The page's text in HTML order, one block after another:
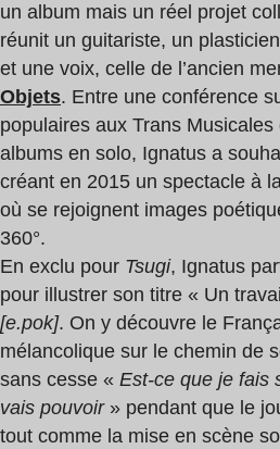
un album mais un réel projet
réunit un guitariste, un
et une voix, celle de l’ancien
Objets. Entre une conférence
populaires aux Trans
albums en solo, Ignatus a
créant en 2015 un spectacle à
où se rejoignent images
360°.
En exclu pour Tsugi, Ignatus
pour illustrer son titre « Un
[e.pok]. On y découvre le
mélancolique sur le chemin de
sans cesse « Est-ce que je fais
vais pouvoir» pendant que le
tout comme la mise en scène